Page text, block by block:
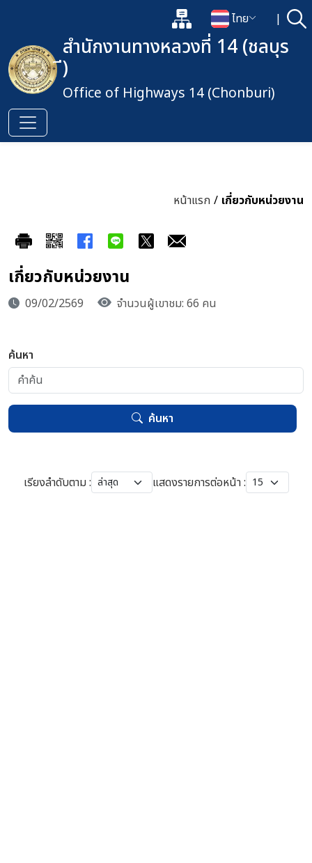
แผนผังเว็บไซต์
เปลี่ยนภาษา
ไทย | ค้
เปิดกล่องค้นหาข้อมูลหลักของเ
สำนักงานทางหลวงที่ 14 (ชลบุร
ี)
Office of Highways 14 (Chonburi)
หน้าแรก / เกี่ยวกับหน่วยงาน
เกี่ยวกับหน่วยงาน
09/02/2569 จำนวนผู้เขาชม: 66 คน
ค้นหา
ค้นหา
เรียงลำดับตาม : แสดงรายการต่อหน้า :